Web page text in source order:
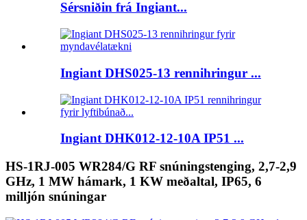
Sérsniðin frá Ingiant...
Ingiant DHS025-13 rennihringur ...
Ingiant DHK012-12-10A IP51 ...
HS-1RJ-005 WR284/G RF snúningstenging, 2,7-2,9
GHz, 1 MW hámark, 1 KW meðaltal, IP65, 6
milljón snúningar